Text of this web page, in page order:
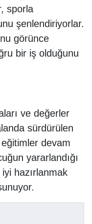
sporla
şenlendiriyorlar.
görünce
bir iş olduğunu
ve değerler
sürdürülen
devam
yararlandığı
hazırlanmak